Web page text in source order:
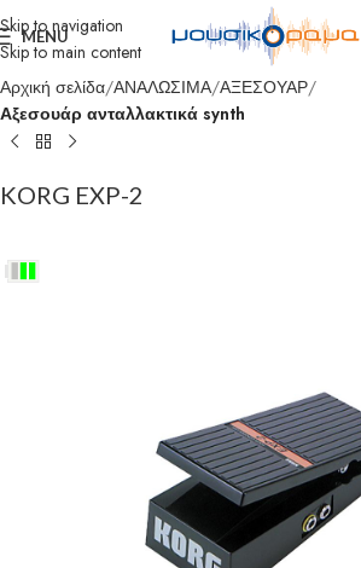
Skip to navigation
Skip to main content
MENU
Αρχική σελίδα ΑΝΑΛΩΣΙΜΑ ΑΞΕΣΟΥΑΡ
Αξεσουάρ ανταλλακτικά synth
KORG EXP-2